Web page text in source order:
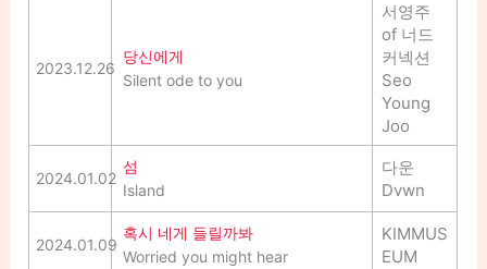
2023.12.26
당신에게
Silent ode to you
서영주
of 너드
커넥션
Seo
Young
Joo
2024.01.02
섬
Island
다운
Dvwn
2024.01.09
혹시 네게 들릴까봐
Worried you might hear
KIMMUS
EUM